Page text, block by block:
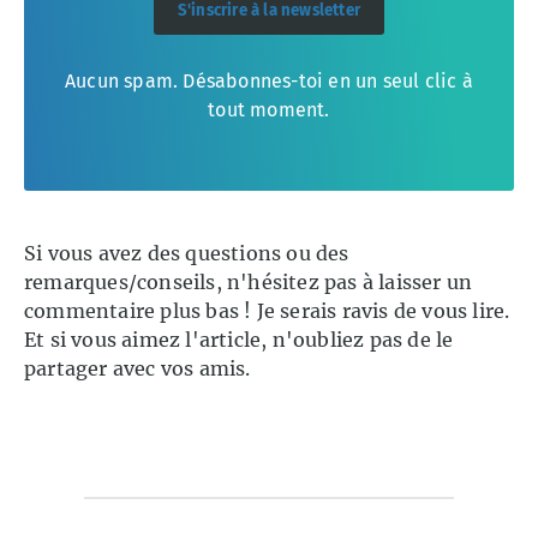
S'inscrire à la newsletter
Aucun spam. Désabonnes-toi en un seul clic à
tout moment.
Si vous avez des questions ou des
remarques/conseils, n'hésitez pas à laisser un
commentaire plus bas ! Je serais ravis de vous lire.
Et si vous aimez l'article, n'oubliez pas de le
partager avec vos amis.